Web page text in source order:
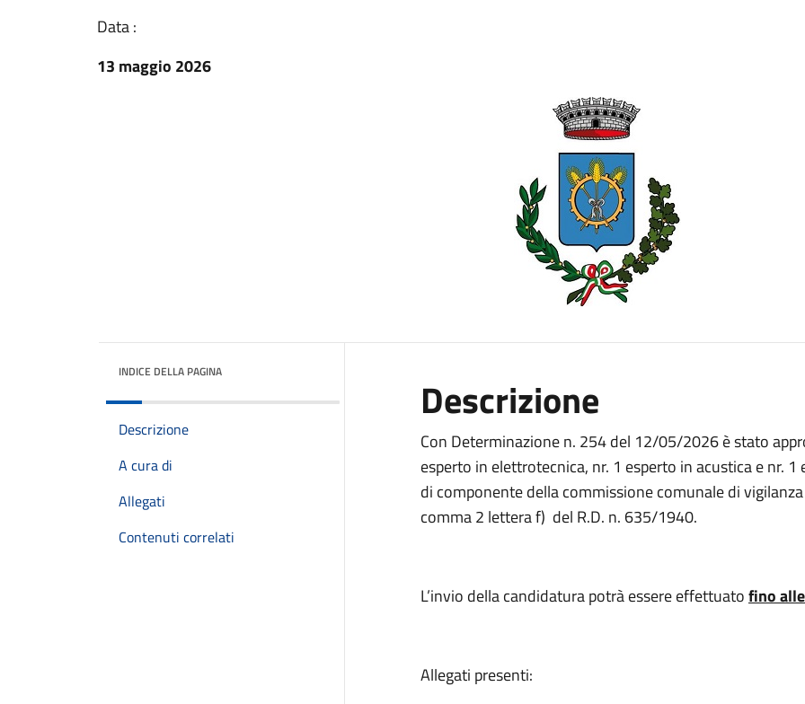
Data :
13 maggio 2026
INDICE DELLA PAGINA
Descrizione
A cura di
Allegati
Contenuti correlati
Descrizione
Con Determinazione n. 254 del 12/05/2026 è stato
esperto in elettrotecnica, nr. 1 esperto in acustica e nr.
di componente della commissione comunale di
comma 2 lettera f) del R.D. n. 635/1940.
L’invio della candidatura potrà essere effettuatofino
Allegati presenti: